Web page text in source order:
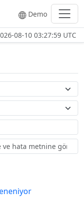
Demo
08-10 03:27:59 UTC